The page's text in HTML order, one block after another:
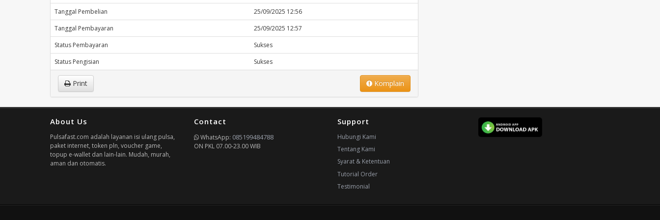
Tanggal Pembelian
25/09/2025 12:56
Tanggal Pembayaran
25/09/2025 12:57
Status Pembayaran
Sukses
Status Pengisian
Sukses
Komplain
Print
About Us
Pulsafast.com adalah layanan isi ulang pulsa,
paket internet, token pln, voucher game,
topup e-wallet dan lain-lain. Mudah, murah,
aman dan otomatis.
Contact
WhatsApp: 085199484788
ON PKL 07.00-23.00 WIB
Support
Hubungi Kami
Tentang Kami
Syarat & Ketentuan
Tutorial Order
Testimonial